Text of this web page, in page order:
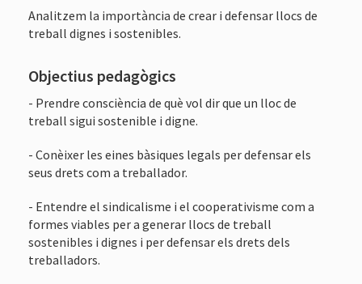
Analitzem la importància de crear i defensar llocs de
treball dignes i sostenibles.
Objectius pedagògics
- Prendre consciència de què vol dir que un lloc de
treball sigui sostenible i digne.
- Conèixer les eines bàsiques legals per defensar els
seus drets com a treballador.
- Entendre el sindicalisme i el cooperativisme com a
formes viables per a generar llocs de treball
sostenibles i dignes i per defensar els drets dels
treballadors.